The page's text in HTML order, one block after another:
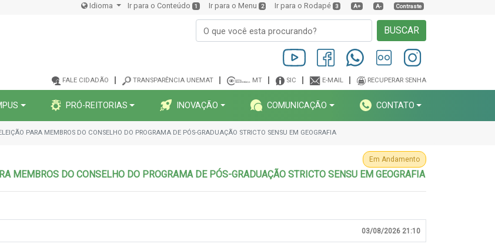
Idioma Ir para o Conteúdo 1 Ir para o Menu 2 Ir para o Rodapé 3 A+ A- Contraste
BUSCAR
FALE CIDADÃO TRANSPARÊNCIA UNEMAT MT SIC E-MAIL RECUPERAR SENHA
PRÓ-REITORIAS INOVAÇÃO COMUNICAÇÃO CONTATO
PARA MEMBROS DO CONSELHO DO PROGRAMA DE PÓS-GRADUAÇÃO STRICTO SENSU EM GEOGRAFIA
Em Andamento
MEMBROS DO CONSELHO DO PROGRAMA DE PÓS-GRADUAÇÃO STRICTO SENSU EM GEOGRAFIA
03/08/2026 21:10